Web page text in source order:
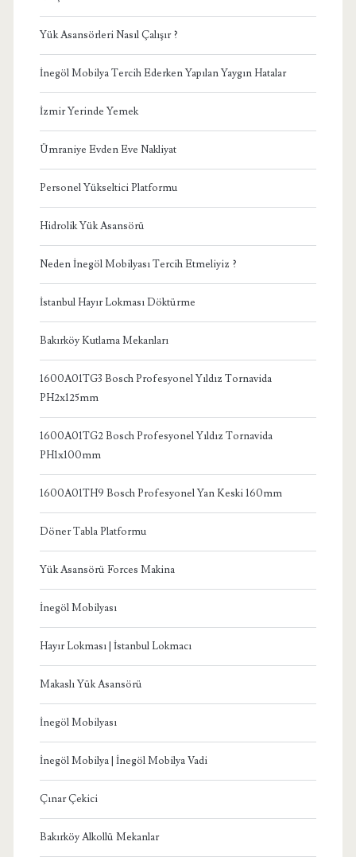
Yük Asansörleri Nasıl Çalışır ?
İnegöl Mobilya Tercih Ederken Yapılan Yaygın Hatalar
İzmir Yerinde Yemek
Ümraniye Evden Eve Nakliyat
Personel Yükseltici Platformu
Hidrolik Yük Asansörü
Neden İnegöl Mobilyası Tercih Etmeliyiz ?
İstanbul Hayır Lokması Döktürme
Bakırköy Kutlama Mekanları
1600A01TG3 Bosch Profesyonel Yıldız Tornavida
PH2x125mm
1600A01TG2 Bosch Profesyonel Yıldız Tornavida
PH1x100mm
1600A01TH9 Bosch Profesyonel Yan Keski 160mm
Döner Tabla Platformu
Yük Asansörü Forces Makina
İnegöl Mobilyası
Hayır Lokması | İstanbul Lokmacı
Makaslı Yük Asansörü
İnegöl Mobilyası
İnegöl Mobilya | İnegöl Mobilya Vadi
Çınar Çekici
Bakırköy Alkollü Mekanlar